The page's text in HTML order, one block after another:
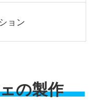
ョン
の製作